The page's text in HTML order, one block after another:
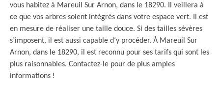
vous habitez à Mareuil Sur Arnon, dans le 18290. Il veillera à
ce que vos arbres soient intégrés dans votre espace vert. Il est
en mesure de réaliser une taille douce. Si des tailles sévères
s’imposent, il est aussi capable d‘y procéder. À Mareuil Sur
Arnon, dans le 18290, il est reconnu pour ses tarifs qui sont les
plus raisonnables. Contactez-le pour de plus amples
informations !